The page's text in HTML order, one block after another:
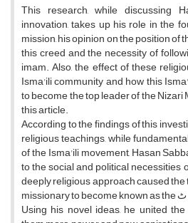
This research, while discussing
innovation, takes up his role in the
mission, his opinion on the position of
this creed and the necessity of
imam. Also, the effect of these
Isma'ili community and how this
to become the top leader of the
this article.
According to the findings of this
religious teachings, while
of the Isma'ili movement, Hasan
to the social and political necessities
deeply religious approach caused
Using his novel ideas, he united